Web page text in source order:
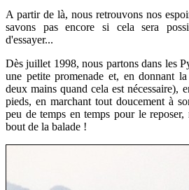
A partir de là, nous retrouvons nos
savons pas encore si cela sera
d'essayer...
Dès juillet 1998, nous partons dans les
une petite promenade et, en donnant
deux mains quand cela est nécessaire),
pieds, en marchant tout doucement à
peu de temps en temps pour le reposer,
bout de la balade !